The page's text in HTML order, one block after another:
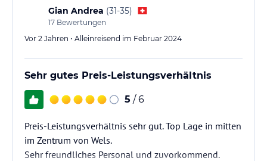
Gian Andrea (31-35)
17 Bewertungen
Vor 2 Jahren • Alleinreisend im Februar 2024
Sehr gutes Preis-Leistungsverhältnis
5 / 6
Preis-Leistungsverhältnis sehr gut. Top Lage in mitten
im Zentrum von Wels.
Sehr freundliches Personal und zuvorkommend.